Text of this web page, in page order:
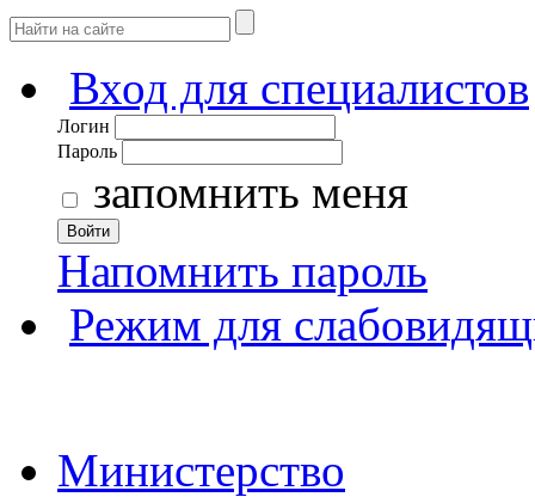
Вход для специалистов
Логин
Пароль
запомнить меня
Войти
Напомнить пароль
Режим для
Министерство